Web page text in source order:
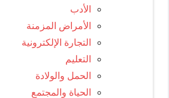
الأدب
الأمراض المزمنة
التجارة الإلكترونية
التعليم
الحمل والولادة
الحياة والمجتمع